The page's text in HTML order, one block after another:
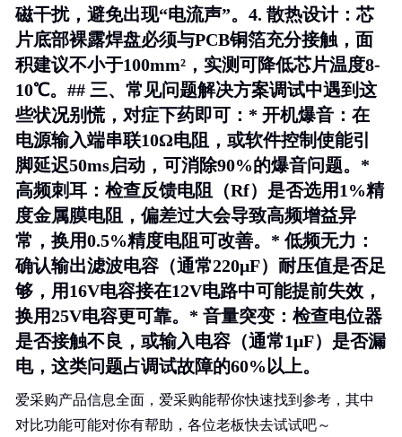
磁干扰，避免出现“电流声”。4. 散热设计：芯
片底部裸露焊盘必须与PCB铜箔充分接触，面
积建议不小于100mm²，实测可降低芯片温度8-
10℃。## 三、常见问题解决方案调试中遇到这
些状况别慌，对症下药即可：* 开机爆音 ：在
电源输入端串联10Ω电阻，或软件控制使能引
脚延迟50ms启动，可消除90%的爆音问题。*
高频刺耳 ：检查反馈电阻（Rf）是否选用1%精
度金属膜电阻，偏差过大会导致高频增益异
常，换用0.5%精度电阻可改善。*低频无力 ：
确认输出滤波电容（通常220μF）耐压值是否足
够，用16V电容接在12V电路中可能提前失效，
换用25V电容更可靠。* 音量突变 ：检查电位器
是否接触不良，或输入电容（通常1μF）是否漏
电，这类问题占调试故障的60%以上。
爱采购产品信息全面，爱采购能帮你快速找到参考，其中
对比功能可能对你有帮助，各位老板快去试试吧～